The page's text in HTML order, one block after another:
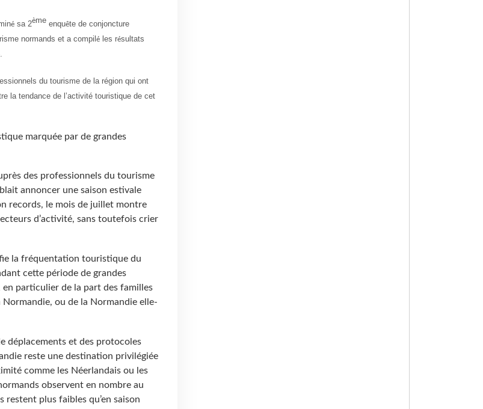
ésa 2èmeenquête de conjoncture
normands et a compiléles résultats
du tourisme de la région qui ont
la tendance de l’activité touristique de cet
marquée par de grandes
des professionnels du tourisme
annoncer une saison estivale
records, le mois de juillet montre
d’activité, sans toutefois crier
la fréquentation touristique du
cette période de grandes
particulier de la part des familles
ou de la Normandie elle-
déplacements et des protocoles
reste une destination privilégiée
comme les Néerlandais ou les
observent en nombre au
restent plus faibles qu’en saison